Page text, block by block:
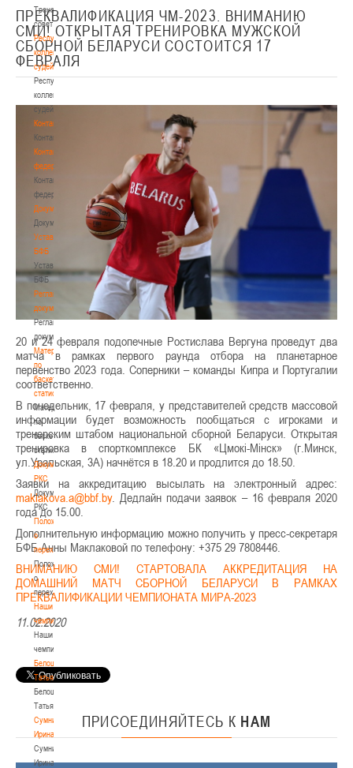
Тренерский
совет
Республиканская
коллегия
судей
Республиканская
коллегия
судей
Контакты
Контакты
Контакты
федерации
Контакты
федерации
Документы
Документы
Устав
БФБ
Устав
БФБ
Регламентирующие
документы
Регламентирующие
документы
Материалы
по
баскетбольной
статистике
Материалы
по
баскетбольной
статистике
Документы
РКС
Документы
РКС
Положение
о
переходах
Положение
о
переходах
Наши
чемпионы
Наши
чемпионы
Белошапко
Татьяна
Белошапко
Татьяна
Сумникова
Ирина
Сумникова
Ирина
ПРЕКВАЛИФИКАЦИЯ ЧМ-2023. ВНИМАНИЮ
СМИ! ОТКРЫТАЯ ТРЕНИРОВКА МУЖСКОЙ
СБОРНОЙ БЕЛАРУСИ СОСТОИТСЯ 17
ФЕВРАЛЯ
20 и 24 февраля подопечные Ростислава Вергуна проведут два
матча в рамках первого раунда отбора на планетарное
первенство 2023 года. Соперники – команды Кипра и Португалии
соответственно.
В понедельник, 17 февраля, у представителей средств массовой
информации будет возможность пообщаться с игроками и
тренерским штабом национальной сборной Беларуси. Открытая
тренировка в спорткомплексе БК «Цмокі-Мінск» (г.Минск,
ул.Уральская, 3А) начнётся в 18.20 и продлится до 18.50.
Заявки на аккредитацию высылать на электронный адрес:
. Дедлайн подачи заявок – 16 февраля 2020
года до 15.00.
Дополнительную информацию можно получить у пресс-секретаря
БФБ Анны Маклаковой по телефону: +375 29 7808446.
ВНИМАНИЮ СМИ! СТАРТОВАЛА АККРЕДИТАЦИЯ НА
ДОМАШНИЙ МАТЧ СБОРНОЙ БЕЛАРУСИ В РАМКАХ
ПРЕКВАЛИФИКАЦИИ ЧЕМПИОНАТА МИРА-2023
11.02.2020
ПРИСОЕДИНЯЙТЕСЬ К НАМ